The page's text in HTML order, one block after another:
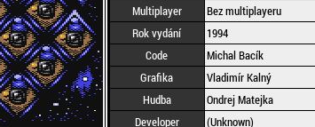
Multiplayer
Bez multiplayeru
Rok vydání
1994
Code
Michal Bacík
Grafika
Vladimír Kalný
Hudba
Ondrej Matejka
Developer
(Unknown)